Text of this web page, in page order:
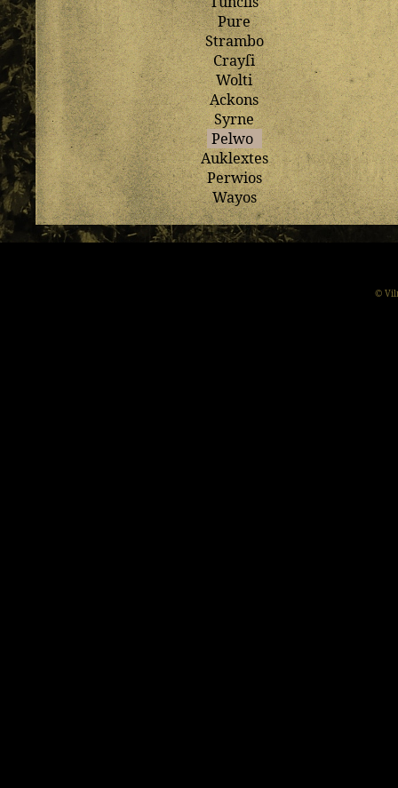
Pure
Strambo
Crayſi
Wolti
Ackons
Syrne
Pelwo
Auklextes
Perwios
Wayos
©